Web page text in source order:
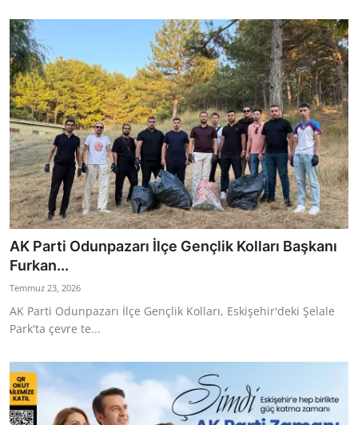
AK Parti Odunpazarı İlçe Gençlik Kolları Başkanı
Furkan...
Temmuz 23, 2026
AK Parti Odunpazarı İlçe Gençlik Kolları, Eskişehir'deki Şelale
Park'ta çevre te...